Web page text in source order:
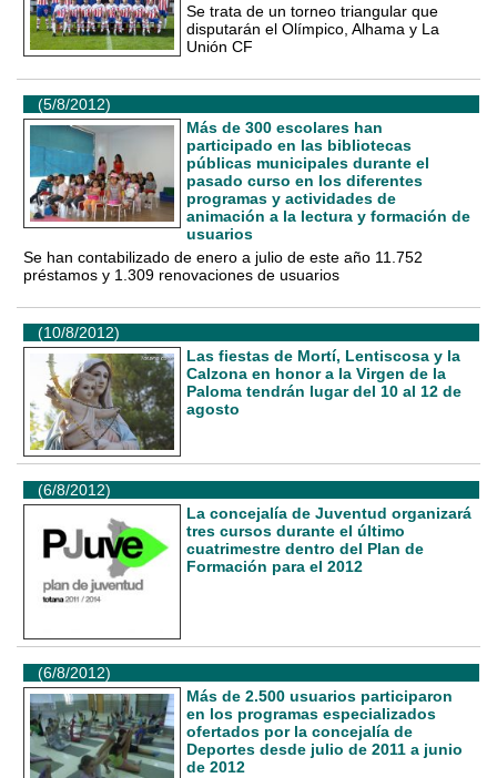
Se trata de un torneo triangular que
disputarán el Olímpico, Alhama y La
Unión CF
(5/8/2012)
Más de 300 escolares han
participado en las bibliotecas
públicas municipales durante el
pasado curso en los diferentes
programas y actividades de
animación a la lectura y formación de
usuarios
Se han contabilizado de enero a julio de este año 11.752
préstamos y 1.309 renovaciones de usuarios
(10/8/2012)
Las fiestas de Mortí, Lentiscosa y la
Calzona en honor a la Virgen de la
Paloma tendrán lugar del 10 al 12 de
agosto
(6/8/2012)
La concejalía de Juventud organizará
tres cursos durante el último
cuatrimestre dentro del Plan de
Formación para el 2012
(6/8/2012)
Más de 2.500 usuarios participaron
en los programas especializados
ofertados por la concejalía de
Deportes desde julio de 2011 a junio
de 2012